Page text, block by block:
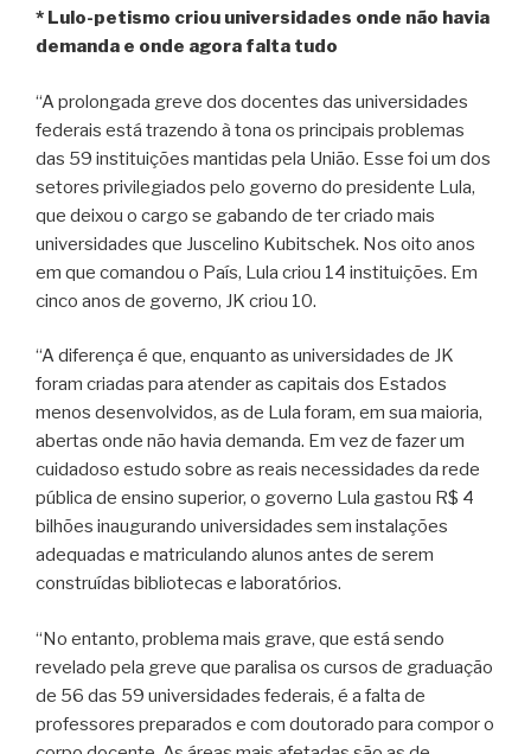
* Lulo-petismo criou universidades onde não havia
demanda e onde agora falta tudo
“A prolongada greve dos docentes das universidades
federais está trazendo à tona os principais problemas
das 59 instituições mantidas pela União. Esse foi um dos
setores privilegiados pelo governo do presidente Lula,
que deixou o cargo se gabando de ter criado mais
universidades que Juscelino Kubitschek. Nos oito anos
em que comandou o País, Lula criou 14 instituições. Em
cinco anos de governo, JK criou 10.
“A diferença é que, enquanto as universidades de JK
foram criadas para atender as capitais dos Estados
menos desenvolvidos, as de Lula foram, em sua maioria,
abertas onde não havia demanda. Em vez de fazer um
cuidadoso estudo sobre as reais necessidades da rede
pública de ensino superior, o governo Lula gastou R$ 4
bilhões inaugurando universidades sem instalações
adequadas e matriculando alunos antes de serem
construídas bibliotecas e laboratórios.
“No entanto, problema mais grave, que está sendo
revelado pela greve que paralisa os cursos de graduação
de 56 das 59 universidades federais, é a falta de
professores preparados e com doutorado para compor o